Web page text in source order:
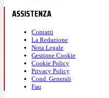
ASSISTENZA
Contatti
La Redazione
Nota Legale
Gestione Cookie
Cookie Policy
Privacy Policy
Cond. Generali
Faq